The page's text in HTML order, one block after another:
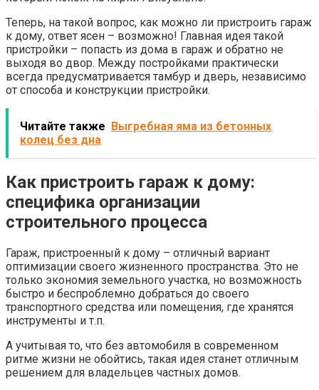
Теперь, на такой вопрос, как можно ли пристроить гараж
к дому, ответ ясен – возможно! Главная идея такой
пристройки – попасть из дома в гараж и обратно не
выходя во двор. Между постройками практически
всегда предусматривается тамбур и дверь, независимо
от способа и конструкции пристройки.
Читайте также
Выгребная яма из бетонных
колец без дна
Как пристроить гараж к дому:
специфика организации
строительного процесса
Гараж, пристроенный к дому – отличный вариант
оптимизации своего жизненного пространства. Это не
только экономия земельного участка, но возможность
быстро и беспроблемно добраться до своего
транспортного средства или помещения, где хранятся
инструменты и т.п.
А учитывая то, что без автомобиля в современном
ритме жизни не обойтись, такая идея станет отличным
решением для владельцев частных домов.